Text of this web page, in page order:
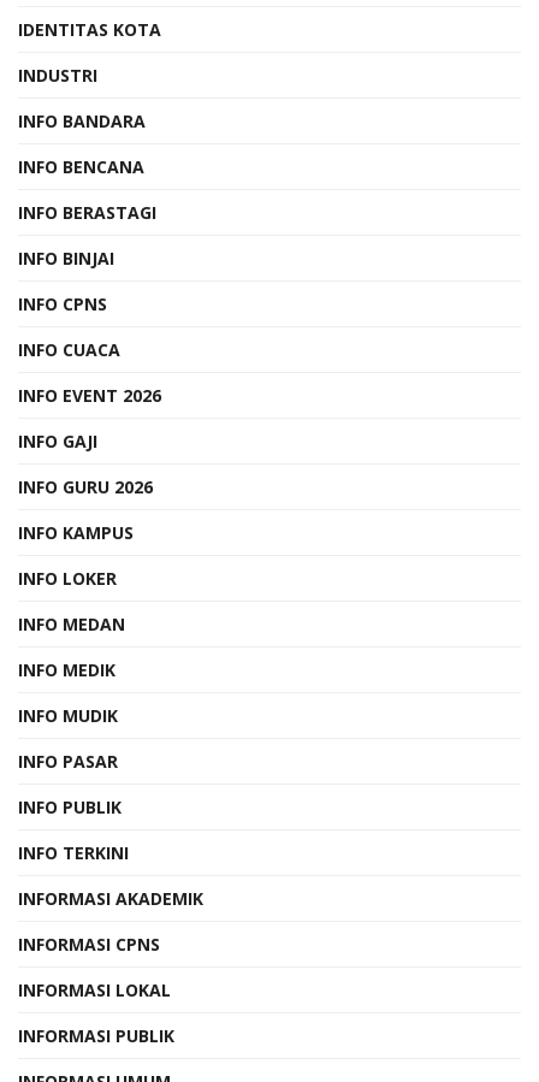
IDENTITAS KOTA
INDUSTRI
INFO BANDARA
INFO BENCANA
INFO BERASTAGI
INFO BINJAI
INFO CPNS
INFO CUACA
INFO EVENT 2026
INFO GAJI
INFO GURU 2026
INFO KAMPUS
INFO LOKER
INFO MEDAN
INFO MEDIK
INFO MUDIK
INFO PASAR
INFO PUBLIK
INFO TERKINI
INFORMASI AKADEMIK
INFORMASI CPNS
INFORMASI LOKAL
INFORMASI PUBLIK